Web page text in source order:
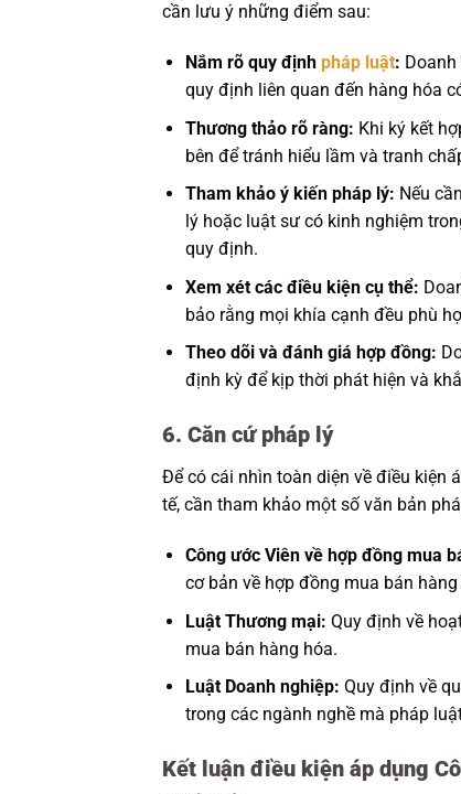
cần lưu ý những điểm sau:
Nắm rõ quy định pháp luật:
quy định liên quan đến hàng hóa
Thương thảo rõ ràng: Khi ký kết
bên để tránh hiểu lầm và tranh
Tham khảo ý kiến pháp lý: Nếu
lý hoặc luật sư có kinh nghiệm
quy định.
Xem xét các điều kiện cụ thể:
bảo rằng mọi khía cạnh đều phù
Theo dõi và đánh giá hợp đồng:
định kỳ để kịp thời phát hiện và
6. Căn cứ pháp lý
Để có cái nhìn toàn diện về điều kiện
tế, cần tham khảo một số văn bản
Công ước Viên về hợp đồng mua
cơ bản về hợp đồng mua bán
Luật Thương mại: Quy định về
mua bán hàng hóa.
Luật Doanh nghiệp: Quy định về
trong các ngành nghề mà pháp
Kết luận điều kiện áp dụng